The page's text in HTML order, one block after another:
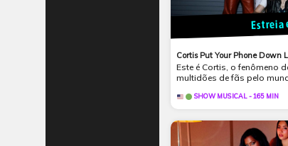
Estreia
Cortis Put Your Phone Down
Este é Cortis, o fenômeno
multidões de fãs pelo
SHOW MUSICAL - 165 MIN